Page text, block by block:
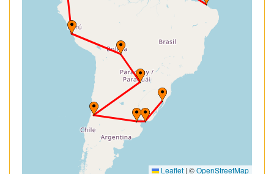
Leaflet | ©OpenStreetMap